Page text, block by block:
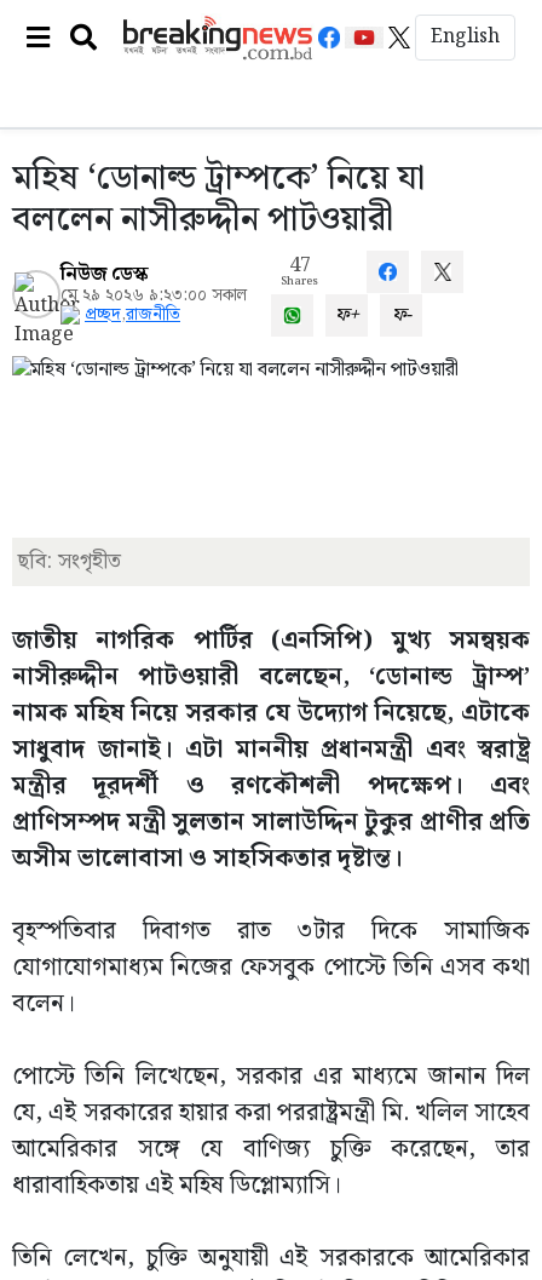
English
মহিষ ‌‘ডোনাল্ড ট্রাম্পকে’ নিয়ে যা
বললেন নাসীরুদ্দীন পাটওয়ারী
নিউজ ডেস্ক
মে ২৯ ২০২৬ ৯:২৩:০০ সকাল
প্রচ্ছদ,রাজনীতি
47
Shares
ফ+ ফ-
ছবি: সংগৃহীত
জাতীয় নাগরিক পার্টির (এনসিপি) মুখ্য সমন্বয়ক
নাসীরুদ্দীন পাটওয়ারী বলেছেন,‌ ‘ডোনাল্ড ট্রাম্প’
নামক মহিষ নিয়ে সরকার যে উদ্যোগ নিয়েছে, এটাকে
সাধুবাদ জানাই। এটা মাননীয় প্রধানমন্ত্রী এবং স্বরাষ্ট্র
মন্ত্রীর দূরদর্শী ও রণকৌশলী পদক্ষেপ। এবং
প্রাণিসম্পদ মন্ত্রী সুলতান সালাউদ্দিন টুকুর প্রাণীর প্রতি
অসীম ভালোবাসা ও সাহসিকতার দৃষ্টান্ত।
বৃহস্পতিবার দিবাগত রাত ৩টার দিকে সামাজিক
যোগাযোগমাধ্যম নিজের ফেসবুক পোস্টে তিনি এসব কথা
বলেন।
পোস্টে তিনি লিখেছেন, সরকার এর মাধ্যমে জানান দিল
যে, এই সরকারের হায়ার করা পররাষ্ট্রমন্ত্রী মি. খলিল সাহেব
আমেরিকার সঙ্গে যে বাণিজ্য চুক্তি করেছেন, তার
ধারাবাহিকতায় এই মহিষ ডিপ্লোম্যাসি।
তিনি লেখেন, চুক্তি অনুযায়ী এই সরকারকে আমেরিকার